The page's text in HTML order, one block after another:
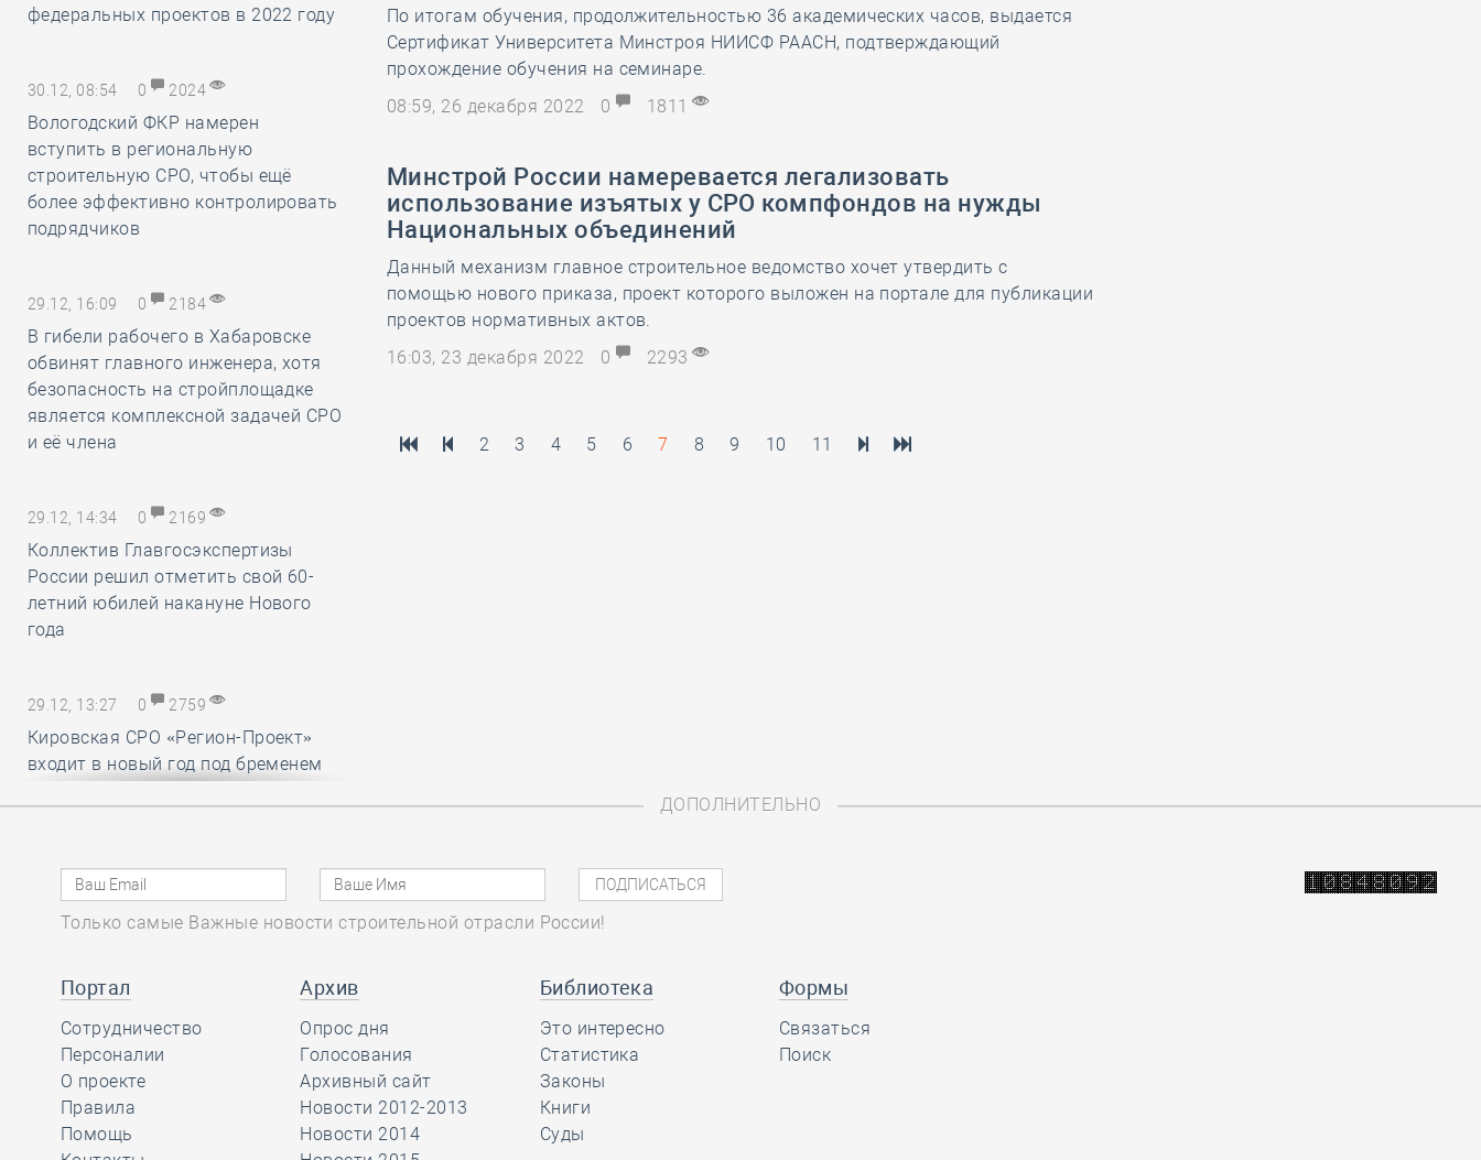
федеральных проектов в 2022 году
30.12, 08:54 0 2024
Вологодский ФКР намерен
вступить в региональную
строительную СРО, чтобы ещё
более эффективно контролировать
подрядчиков
29.12, 16:09 0 2184
В гибели рабочего в Хабаровске
обвинят главного инженера, хотя
безопасность на стройплощадке
является комплексной задачей СРО
и её члена
29.12, 14:34 0 2169
Коллектив Главгосэкспертизы
России решил отметить свой 60-
летний юбилей накануне Нового
года
29.12, 13:27 0 2759
Кировская СРО «Регион-Проект»
входит в новый год под бременем
29.12, 12:25 0 1719
В строительный полдень. Ввод
жилья в России впервые достиг
за год
29.12, 11:28 0
Ирек Файзуллин поблагодарил
Анвара Шамузафарова за участие
в подготовке и проведении II
По итогам обучения, продолжительностью 36 академических часов, выдается
Сертификат Университета Минстроя НИИСФ РААСН, подтверждающий
прохождение обучения на семинаре.
08:59, 26 декабря 2022
0 1811
Минстрой России намеревается легализовать
использование изъятых у СРО компфондов на нужды
Национальных объединений
Данный механизм главное строительное ведомство хочет утвердить с
помощью нового приказа, проект которого выложен на портале для публикации
проектов нормативных актов.
16:03, 23 декабря 2022
0 2293
2 3 4 5 6 7 8 9 10 11
ДОПОЛНИТЕЛЬНО
Только самые Важные новости строительной отрасли России!
Портал
Сотрудничество
Персоналии
О проекте
Правила
Помощь
Архив
Опрос дня
Голосования
Архивный сайт
Новости 2012-2013
Новости 2014
Библиотека
Это интересно
Статистика
Законы
Книги
Суды
Формы
Связаться
Поиск